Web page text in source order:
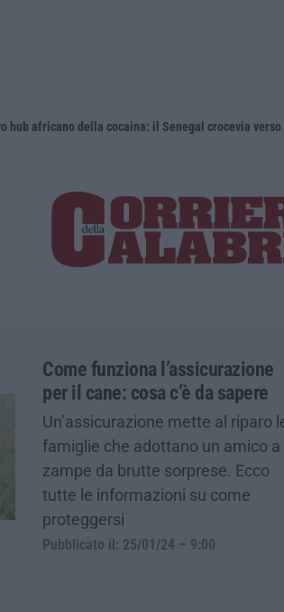
Come funziona l’assicurazione
per il cane: cosa c’è da sapere
Un’assicurazione mette al riparo
famiglie che adottano un amico a
zampe da brutte sorprese. Ecco
tutte le informazioni su come
proteggersi
Pubblicato il: 25/01/24 – 9:00